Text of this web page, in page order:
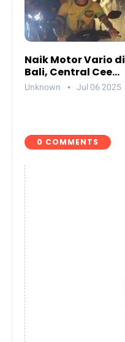
Naik Motor Vario di
Bali, Central Cee
Bikin Heboh Netizen
Unknown Jul 06 2025
0 COMMENTS